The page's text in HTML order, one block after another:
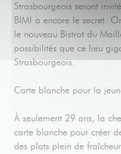
Strasbourgeois seront
BIM! a encore le secret.
le nouveau Bistrot du
possibilités que ce lieu
Strasbourgeois.
Carte blanche pour la
À seulement 29 ans, la
carte blanche pour créer
des plats plein de